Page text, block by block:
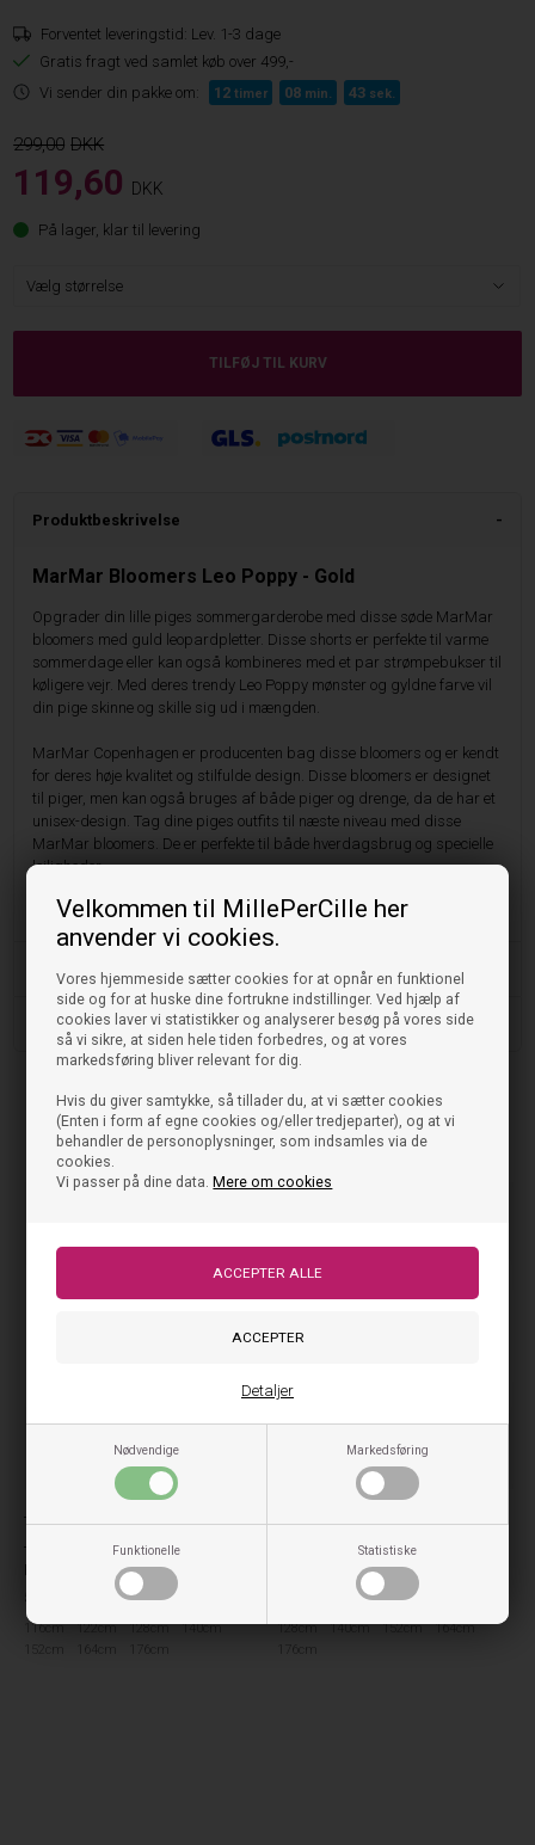
Velkommen til MillePerCille her
anvender vi cookies.
Vores hjemmeside sætter cookies for at opnår en funktionel
side og for at huske dine fortrukne indstillinger. Ved hjælp af
cookies laver vi statistikker og analyserer besøg på vores side
så vi sikre, at siden hele tiden forbedres, og at vores
markedsføring bliver relevant for dig.
Hvis du giver samtykke, så tillader du, at vi sætter cookies
(Enten i form af egne cookies og/eller tredjeparter), og at vi
behandler de personoplysninger, som indsamles via de
cookies.
Vi passer på dine data.Mere om cookies
Nødvendige Markedsføring
Funktionelle Statistiske
Detaljer
Forventet leveringstid: Lev. 1-3 dage
Gratis fragt ved samlet køb over 499,-
Vi sender din pakke om:
12 timer 08 min. 42 sek.
299,00
119,60 DKK
På lager, klar til levering
Produktbeskrivelse
MarMar Bloomers Leo Poppy - Gold
Opgrader din lille piges sommergarderobe med disse søde MarMar
bloomers med guld leopardpletter. Disse shorts er perfekte til varme
sommerdage eller kan også kombineres med et par strømpebukser til
køligere vejr. Med deres trendy Leo Poppy mønster og gyldne farve vil
din pige skinne og skille sig ud i mængden.
MarMar Copenhagen er producenten bag disse bloomers og er kendt
for deres høje kvalitet og stilfulde design. Disse bloomers er designet
til piger, men kan også bruges af både piger og drenge, da de har et
unisex-design. Tag dine piges outfits til næste niveau med disse
MarMar bloomers. De er perfekte til både hverdagsbrug og specielle
lejligheder.
Køb dem i dag og lad din pige skinne i stil og komfort.
Vask og pleje
Størrelse og pasform
Tjek også disse ud
Tommy Hilfiger
Tommy Hilfiger Wide Leg Pants -
Black
DKK
116cm 122cm 128cm
140cm
152cm
164cm 176cm
Calvin Klein
Calvin Klein Langærmede bluser
2pak. - Sort/Hvid
DKK
128cm 140cm 152cm
164cm
176cm